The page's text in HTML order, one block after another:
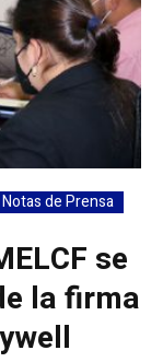
Notas de Prensa
se
la firma